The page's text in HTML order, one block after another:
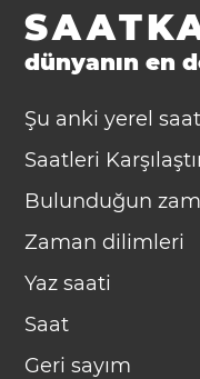
dünyanın en
Şu anki yerel saat
Saatleri
Bulunduğun
Zaman dilimleri
Yaz saati
Saat
Geri sayım